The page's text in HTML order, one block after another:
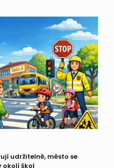
udržitelně, město se
okolí škol